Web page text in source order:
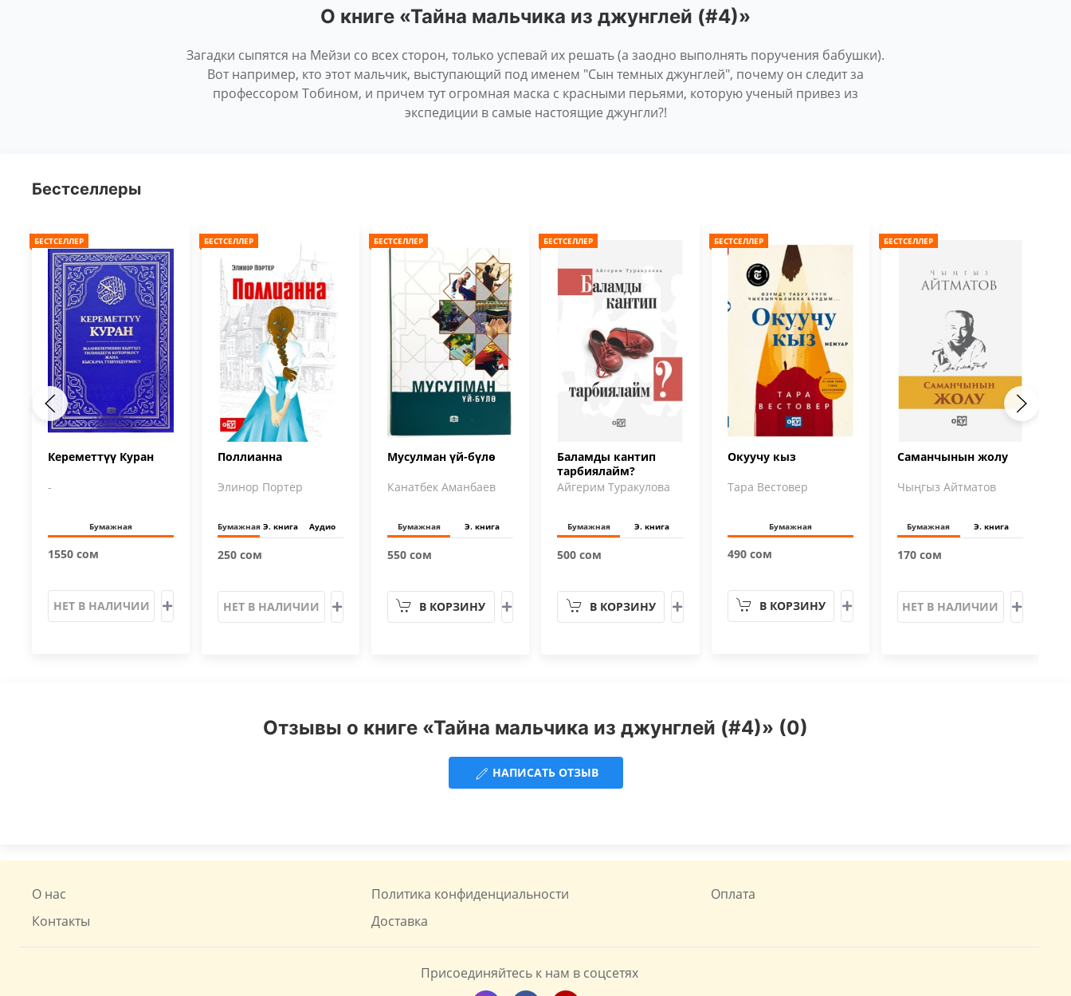
О книге «Тайна мальчика из джунглей (#4)»
Загадки сыпятся на Мейзи со всех сторон, только успевай их решать (а заодно выполнять поручения бабушки).
Вот например, кто этот мальчик, выступающий под именем "Сын темных джунглей", почему он следит за
профессором Тобином, и причем тут огромная маска с красными перьями, которую ученый привез из
экспедиции в самые настоящие джунгли?!
Бестселлеры
БЕСТСЕЛЛЕР
Кереметтүү Куран
-
Бумажная
1550 сом
НЕТ В НАЛИЧИИ
БЕСТСЕЛЛЕР
Поллианна
Элинор Портер
Бумажная Э. книга Аудио
250 сом
НЕТ В НАЛИЧИИ
БЕСТСЕЛЛЕР
Мусулман үй-бүлө
Канатбек Аманбаев
Бумажная Э. книга
550 сом
В КОРЗИНУ
БЕСТСЕЛЛЕР
Баламды кантип
тарбиялайм?
Айгерим Туракулова
Бумажная Э. книга
500 сом
В КОРЗИНУ
БЕСТСЕЛЛЕР
Окуучу кыз
Тара Вестовер
Бумажная
490 сом
В КОРЗИНУ
БЕСТСЕЛЛЕР
Саманчынын жолу
Чыңгыз Айтматов
Бумажная Э. книга
170 сом
НЕТ В НАЛИЧИИ
Отзывы о книге «Тайна мальчика из джунглей (#4)» (0)
НАПИСАТЬ ОТЗЫВ
О нас Политика конфиденциальности
Оплата
Контакты
Доставка
Присоединяйтесь к нам в соцсетях